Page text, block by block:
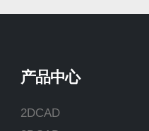
产品中心
2DCAD